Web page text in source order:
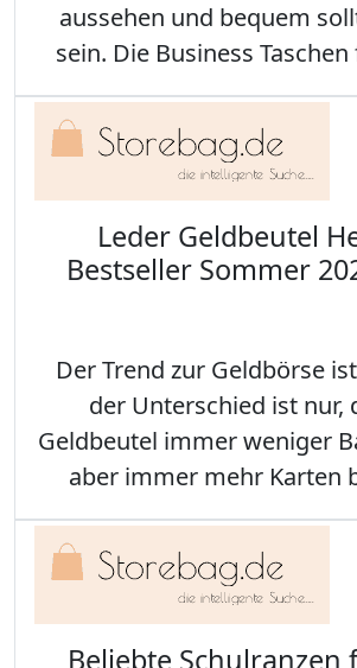
aussehen und bequem
sein. Die Business
Leder Geldbeutel
Bestseller Sommer
Der Trend zur Geldbörse
der Unterschied ist nur,
Geldbeutel immer weniger
aber immer mehr Karten
Beliebte Schulranzen